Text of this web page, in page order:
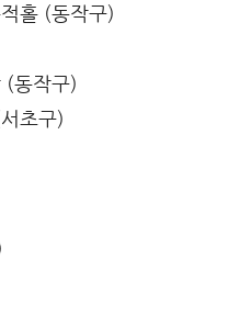
홀 (동작구)
(동작구)
초구)